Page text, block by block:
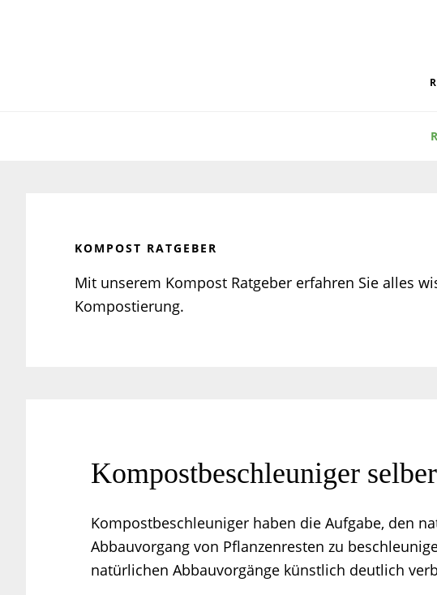
KOMPOST RATGEBER
Mit unserem Kompost Ratgeber erfahren Sie alles
Kompostierung.
Kompostbeschleuniger
Kompostbeschleuniger haben die Aufgabe, den
Abbauvorgang von Pflanzenresten zu
natürlichen Abbauvorgänge künstlich deutlich